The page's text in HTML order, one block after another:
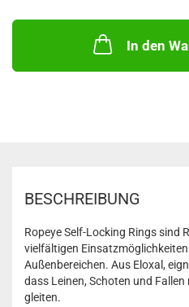
Bruchlast: 6400kg
In den
BESCHREIBUNG
Ropeye Self-Locking Rings sind
vielfältigen Einsatzmöglichkeiten
Außenbereichen. Aus Eloxal,
dass Leinen, Schoten und
gleiten.